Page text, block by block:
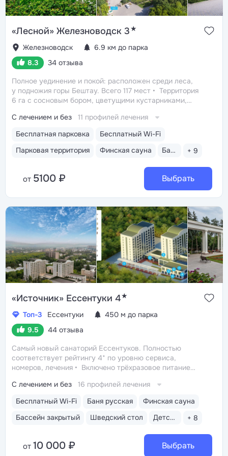
«Лесной» Железноводск 3★
Железноводск
6.9 км до парка
8.3
34 отзыва
Полное уединение и покой: расположен среди леса,
у подножия горы Бештау. Всего 117 мест
Территория
6 га с сосновым бором, цветущими кустарниками,
и беседками
Собственная сеть терренкуров,
проложенных по лесу и горным склонам
Бесплатный
трансфер до парков Пятигорска и Железноводска один
раз в день (20 минут в пути)
Бесплатная парковка
Бесплатный Wi-Fi
Парковая территория
Финская сауна Бассейн закрытый + 9
С лечением и без 11 профилей лечения
от 5100 ₽ Выбрать
«Источник» Ессентуки 4★
Топ-3 Ессентуки
450 м до парка
9.5
44 отзыва
Самый новый санаторий Ессентуков. Полностью
соответствует рейтингу 4* по уровню сервиса,
номеров, лечения
Включено трёхразовое питание
из лучших вариантов по питанию в Ессентуках
Курортной зоны: 3 минуты до Курортного парка
и Грязелечебницы им. Семашко
Бювет с минеральной
водой «Ессентуки 4» и «Ессентуки Новая»
Бесплатный Wi-Fi Баня русская
Финская сауна
Бассейн закрытый
Шведский стол Детская комната + 8
С лечением и без 16 профилей лечения
от 10 000 ₽ Выбрать